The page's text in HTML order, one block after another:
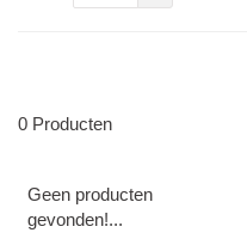
0 Producten
Geen producten
gevonden!...